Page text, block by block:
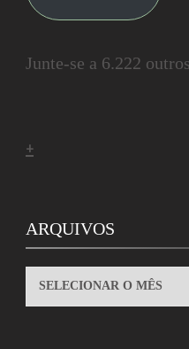
Junte-se a 6.222
+
ARQUIVOS
ARQUIVOS